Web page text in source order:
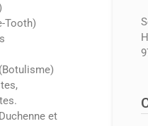
Tooth)
et